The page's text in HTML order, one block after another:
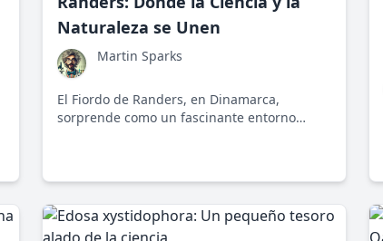
Naturaleza se Unen
Martin Sparks
El Fiordo de Randers, en Dinamarca,
sorprende como un fascinante entorno
coexistencia con el medio ambiente.